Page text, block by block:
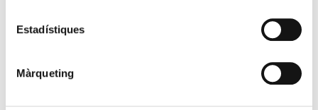
Estadístiques
Màrqueting
exclusión social en el mercado de trabajo”
SIGUE LEYENDO
Más trabajo, pero más precario